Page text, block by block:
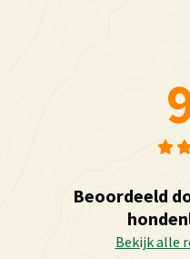
Beoordeeld
Bekijk alle